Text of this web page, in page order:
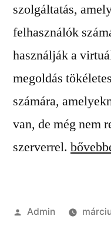
szolgáltatás,
felhasználók
használják a
megoldás
számára,
van, de még nem
szerverrel. “A
Szerző:
Admin